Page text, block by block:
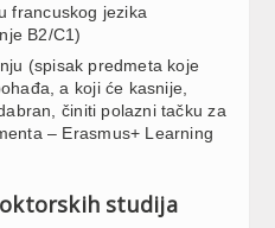
francuskog jezika
B2/C1)
(spisak predmeta koje
a koji će kasnije,
činiti polazni tačku za
– Erasmus+ Learning
studija